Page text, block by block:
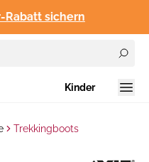
sichern
Kinder
Trekkingboots